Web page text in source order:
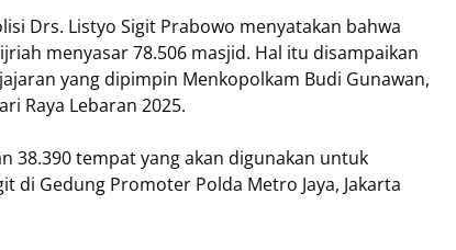
Drs. Listyo Sigit Prabowo menyatakan bahwa
menyasar 78.506 masjid. Hal itu disampaikan
yang dipimpin Menkopolkam Budi Gunawan,
Raya Lebaran 2025.
38.390 tempat yang akan digunakan untuk
di Gedung Promoter Polda Metro Jaya, Jakarta